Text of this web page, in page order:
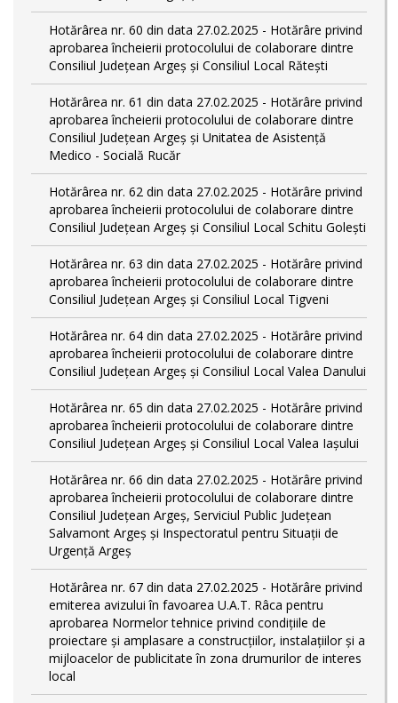
Hotărârea nr. 60 din data 27.02.2025 - Hotărâre privind
aprobarea încheierii protocolului de colaborare dintre
Consiliul Județean Argeș și Consiliul Local Rătești
Hotărârea nr. 61 din data 27.02.2025 - Hotărâre privind
aprobarea încheierii protocolului de colaborare dintre
Consiliul Județean Argeș și Unitatea de Asistență
Medico - Socială Rucăr
Hotărârea nr. 62 din data 27.02.2025 - Hotărâre privind
aprobarea încheierii protocolului de colaborare dintre
Consiliul Județean Argeș și Consiliul Local Schitu Golești
Hotărârea nr. 63 din data 27.02.2025 - Hotărâre privind
aprobarea încheierii protocolului de colaborare dintre
Consiliul Județean Argeș și Consiliul Local Tigveni
Hotărârea nr. 64 din data 27.02.2025 - Hotărâre privind
aprobarea încheierii protocolului de colaborare dintre
Consiliul Județean Argeș și Consiliul Local Valea Danului
Hotărârea nr. 65 din data 27.02.2025 - Hotărâre privind
aprobarea încheierii protocolului de colaborare dintre
Consiliul Județean Argeș și Consiliul Local Valea Iașului
Hotărârea nr. 66 din data 27.02.2025 - Hotărâre privind
aprobarea încheierii protocolului de colaborare dintre
Consiliul Județean Argeș, Serviciul Public Județean
Salvamont Argeș și Inspectoratul pentru Situații de
Urgență Argeș
Hotărârea nr. 67 din data 27.02.2025 - Hotărâre privind
emiterea avizului în favoarea U.A.T. Râca pentru
aprobarea Normelor tehnice privind condiţiile de
proiectare şi amplasare a construcţiilor, instalaţiilor şi a
mijloacelor de publicitate în zona drumurilor de interes
local